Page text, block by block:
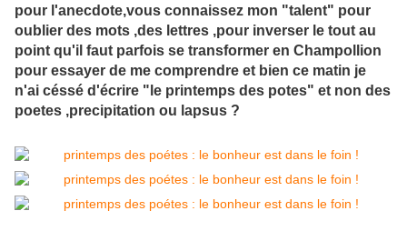
pour l'anecdote,vous connaissez mon "talent" pour
oublier des mots ,des lettres ,pour inverser le tout au
point qu'il faut parfois se transformer en Champollion
pour essayer de me comprendre et bien ce matin je
n'ai céssé d'écrire "le printemps des potes" et non des
poetes ,precipitation ou lapsus ?